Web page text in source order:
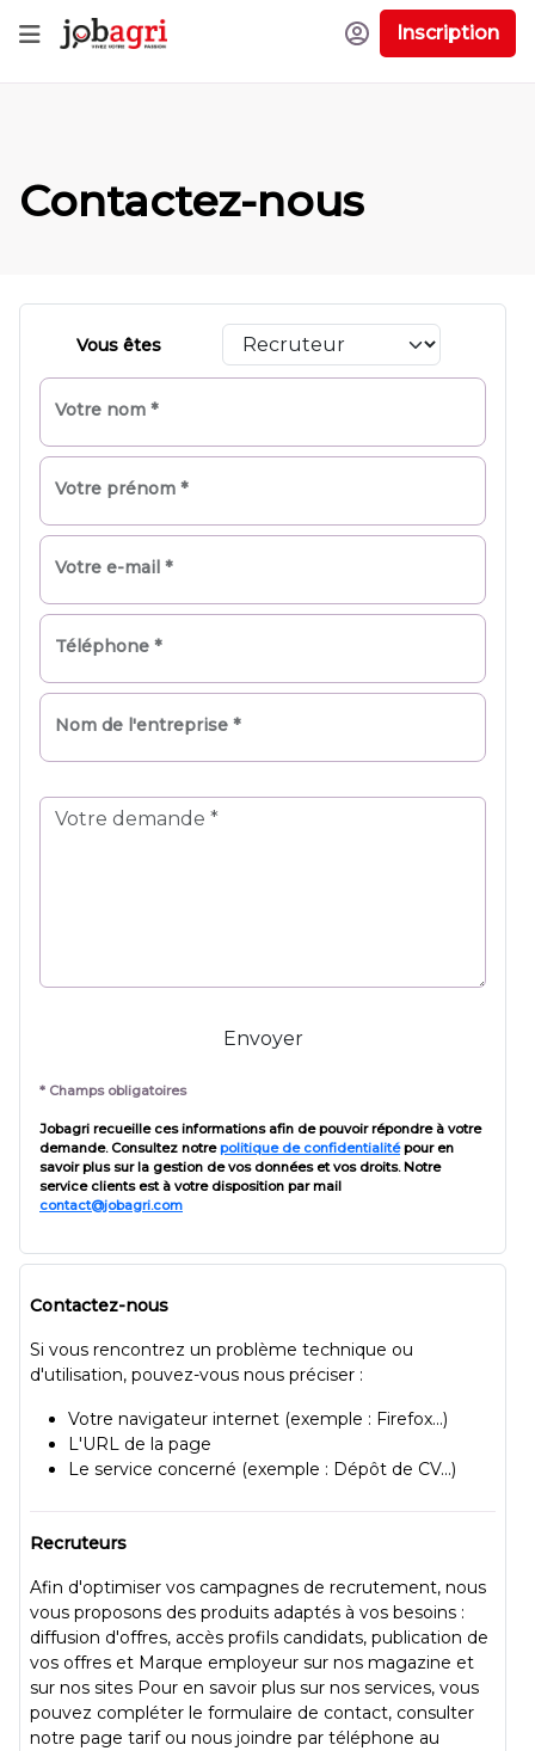
Inscription
Contactez-nous
Contactez-nous
Si vous rencontrez un problème technique ou
d'utilisation, pouvez-vous nous préciser :
Votre navigateur internet (exemple : Firefox...)
L'URL de la page
Le service concerné (exemple : Dépôt de CV...)
Recruteurs
Afin d'optimiser vos campagnes de recrutement, nous
vous proposons des produits adaptés à vos besoins :
diffusion d'offres, accès profils candidats, publication de
vos offres et Marque employeur sur nos magazine et
sur nos sites Pour en savoir plus sur nos services, vous
pouvez compléter le formulaire de contact, consulter
notre page tarif ou nous joindre par téléphone au
Vous êtes
Votre nom *
Votre prénom *
Votre e-mail *
Téléphone *
Nom de l'entreprise *
Envoyer
* Champs obligatoires
Jobagri recueille ces informations afin de pouvoir répondre à votre
demande. Consultez notrepolitique de confidentialitépour en
savoir plus sur la gestion de vos données et vos droits. Notre
service clients est à votre disposition par mail
contact@jobagri.com